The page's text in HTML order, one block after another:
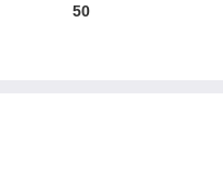
50